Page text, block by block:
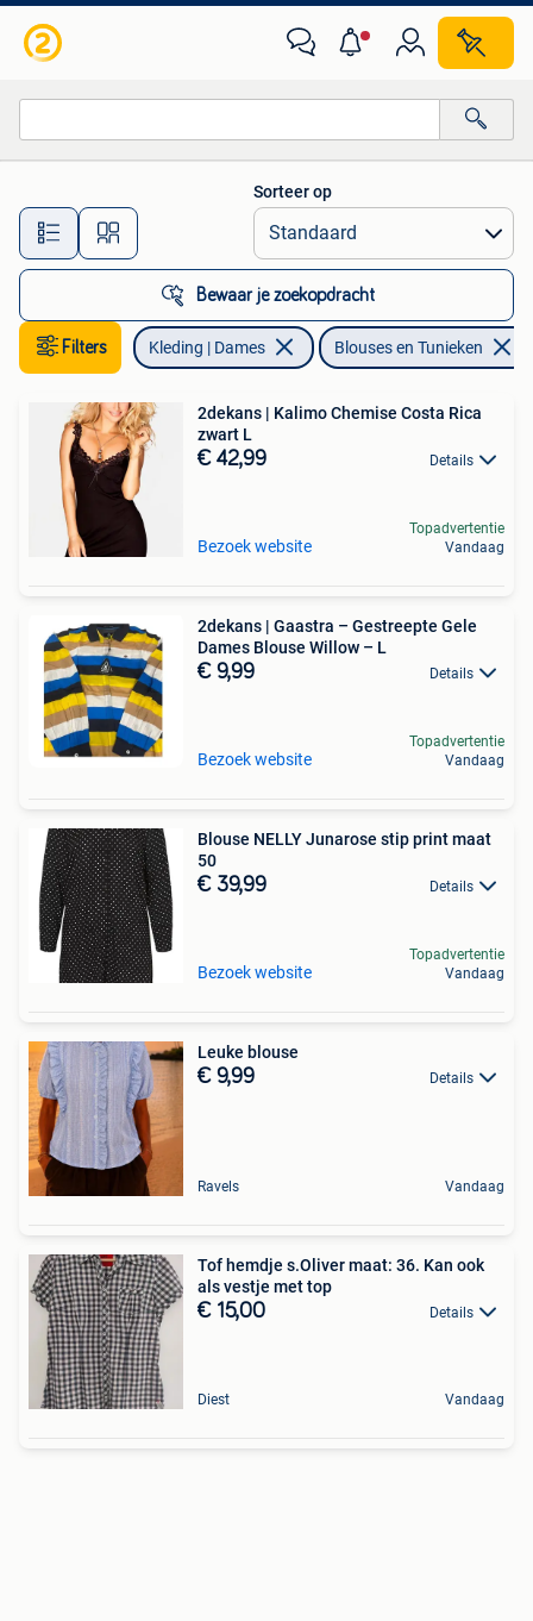
Alle afstanden…
Sorteer op
Bewaar je zoekopdracht
Filters Kleding | Dames Blouses en Tunieken
2dekans | Kalimo Chemise Costa Rica
zwart L
€ 42,99 Details
Bezoek website
Topadvertentie
Vandaag
2dekans | Gaastra – Gestreepte Gele
Dames Blouse Willow – L
€ 9,99 Details
Bezoek website
Topadvertentie
Vandaag
Blouse NELLY Junarose stip print maat
50
€ 39,99 Details
Bezoek website
Topadvertentie
Vandaag
Leuke blouse
€ 9,99 Details
Ravels Vandaag
Tof hemdje s.Oliver maat: 36. Kan ook
als vestje met top
€ 15,00 Details
Diest Vandaag